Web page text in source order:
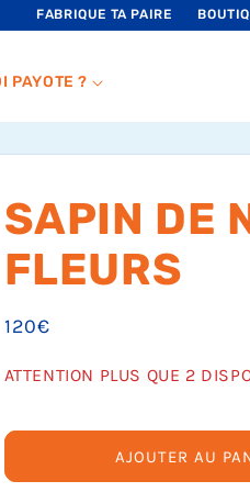
FABRIQUE TA PAIRE
PAYOTE ?
SAPIN DE
FLEURS
Prix
120€
ATTENTION PLUS QUE 2
AJOUTER AU